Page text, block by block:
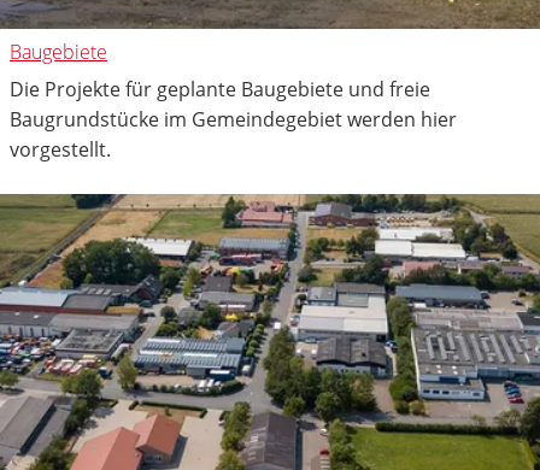
Baugebiete
Die Projekte für geplante Baugebiete und freie
Baugrundstücke im Gemeindegebiet werden hier
vorgestellt.